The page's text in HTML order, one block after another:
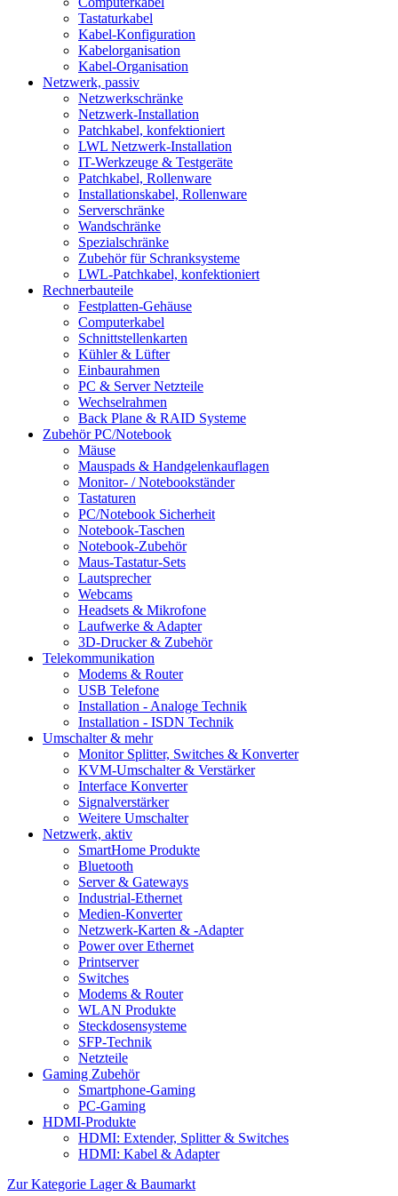
Tastaturkabel
Kabel-Konfiguration
Kabelorganisation
Kabel-Organisation
Netzwerk, passiv
Netzwerkschränke
Netzwerk-Installation
Patchkabel, konfektioniert
LWL Netzwerk-Installation
IT-Werkzeuge & Testgeräte
Patchkabel, Rollenware
Installationskabel, Rollenware
Serverschränke
Wandschränke
Spezialschränke
Zubehör für Schranksysteme
LWL-Patchkabel, konfektioniert
Rechnerbauteile
Festplatten-Gehäuse
Computerkabel
Schnittstellenkarten
Kühler & Lüfter
Einbaurahmen
PC & Server Netzteile
Wechselrahmen
Back Plane & RAID Systeme
Zubehör PC/Notebook
Mäuse
Mauspads & Handgelenkauflagen
Monitor- / Notebookständer
Tastaturen
PC/Notebook Sicherheit
Notebook-Taschen
Notebook-Zubehör
Maus-Tastatur-Sets
Lautsprecher
Webcams
Headsets & Mikrofone
Laufwerke & Adapter
3D-Drucker & Zubehör
Telekommunikation
Modems & Router
USB Telefone
Installation - Analoge Technik
Installation - ISDN Technik
Umschalter & mehr
Monitor Splitter, Switches & Konverter
KVM-Umschalter & Verstärker
Interface Konverter
Signalverstärker
Weitere Umschalter
Netzwerk, aktiv
SmartHome Produkte
Bluetooth
Server & Gateways
Industrial-Ethernet
Medien-Konverter
Netzwerk-Karten & -Adapter
Power over Ethernet
Printserver
Switches
Modems & Router
WLAN Produkte
Steckdosensysteme
SFP-Technik
Netzteile
Gaming Zubehör
Smartphone-Gaming
PC-Gaming
HDMI-Produkte
HDMI: Extender, Splitter & Switches
HDMI: Kabel & Adapter
Zur Kategorie Lager & Baumarkt